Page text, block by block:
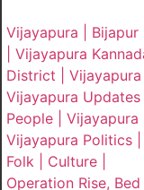
Vijayapura |
| Vijayapura
District | Vijayapura
Vijayapura
People | Vijayapura
Vijayapura Politics
Folk | Culture |
Operation Rise,